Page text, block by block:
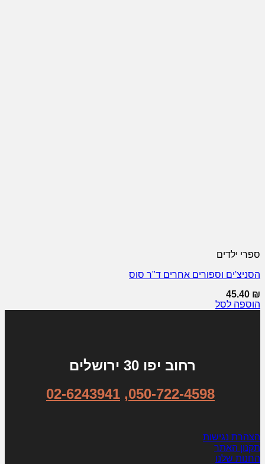
ספרי ילדים
הסניצ'ים וספורים אחרים ד"ר סוס
45.40 ₪
הוספה לסל
רחוב יפו 30 ירושלים
050-722-4598
,
02-6243941
הצהרת נגישות
תקנון האתר
החנות שלנו